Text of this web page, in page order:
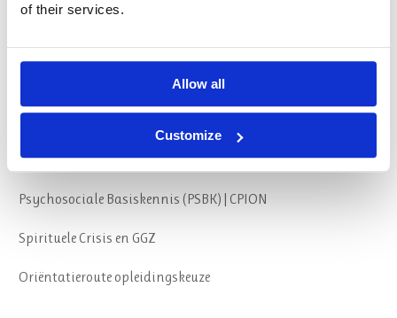
of their services.
Allow all
Customize
Spiritualiteit en Zingeving | SKB – SKGV
Verlies-, Rouw- & Stervensbegeleiding | SKB
Geestelijk begeleider
Psychosociale Basiskennis (PSBK) | CPION
Spirituele Crisis en GGZ
Oriëntatieroute opleidingskeuze